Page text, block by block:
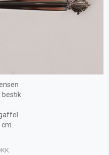
bestik
cm